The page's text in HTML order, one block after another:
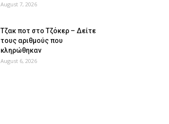
August 7, 2026
Tζακ ποτ στο Τζόκερ – Δείτε
τους αριθμούς που
κληρώθηκαν
August 6, 2026